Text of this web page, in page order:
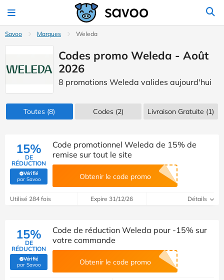
Savoo Marques Weleda
Codes promo Weleda - Août
2026
8 promotions Weleda valides aujourd'hui
Toutes (8) Codes(2) Livraison Gratuite (1)
15%
DE
RÉDUCTION
Vérifié
par Savoo(Vérifié par Savoo)
Code promotionnel Weleda de 15% de
remise sur tout le site
Obtenir le code promo
Utilisé 284 fois Expire 31/12/26 Détails
15%
DE
RÉDUCTION
Vérifié
par Savoo(Vérifié par Savoo)
Code de réduction Weleda pour -15% sur
votre commande
Obtenir le code promo